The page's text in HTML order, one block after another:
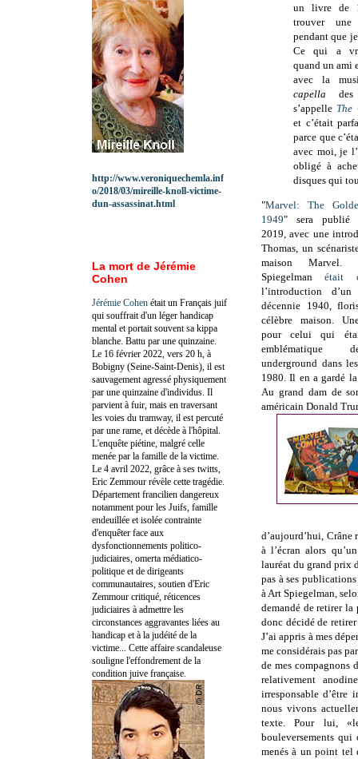
un livre de
trouver une
pendant que
Ce qui a
quand un ami
avec la
capella des
s’appelle The
et c’était
parce que
avec moi, je
obligé à
disques qui
"Marvel: The
1949" sera publié
2019, avec une
Thomas, un
maison Marvel.
Spiegelmanétait
l’introduction
décennie 1940,
célèbre maison.
pour celui qui
emblématique
underground dans
1980. Il en a gardé
Au grand dam de
américain Donald
d’aujourd’hui,
à l’écran alors
lauréat du grand prix
pas à ses
à Art Spiegelman,
demandé de retirer
donc décidé de
J’ai appris à mes
me considérais pas
de mes compagnons
relativement
irresponsable d’être
nous vivons
texte. Pour lui,
bouleversements
menés à un point tel
http://www.veroniquechemla.inf
o/2018/03/mireille-knoll-victime-
dun-assassinat.html
La mort de Jérémie
Cohen
Jérémie Cohen était un Français juif
qui souffrait d'un léger handicap
mental et portait souvent sa kippa
blanche. Battu par une quinzaine.
Le 16 février 2022, vers 20 h, à
Bobigny (Seine-Saint-Denis), il est
sauvagement agressé physiquement
par une quinzaine d'individus. Il
parvient à fuir, mais en traversant
les voies du tramway, il est percuté
par une rame, et décède à l'hôpital.
L'enquête piétine, malgré celle
menée par la famille de la victime.
Le 4 avril 2022, grâce à ses twitts,
Eric Zemmour révèle cette tragédie.
Département francilien dangereux
notamment pour les Juifs, famille
endeuillée et isolée contrainte
d'enquêter face aux
dysfonctionnements politico-
judiciaires, omerta médiatico-
politique et de dirigeants
communautaires, soutien d'Eric
Zemmour critiqué, réticences
judiciaires à admettre les
circonstances aggravantes liées au
handicap et à la judéité de la
victime... Cette affaire scandaleuse
souligne l'effondrement de la
condition juive française.